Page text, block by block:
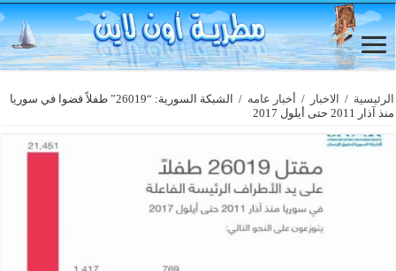
الرئيسية / الاخبار / أخبار عامه /
الشبكة السورية: “26019” طفلاً قضوا في سوريا
منذ آذار 2011 حتى أيلول 2017